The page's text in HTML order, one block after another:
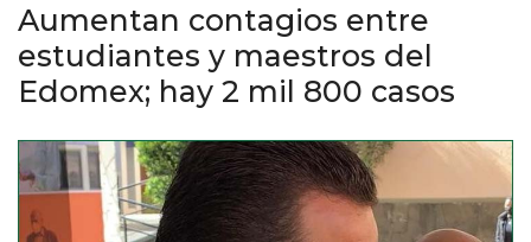
Aumentan contagios entre
estudiantes y maestros del
Edomex; hay 2 mil 800 casos